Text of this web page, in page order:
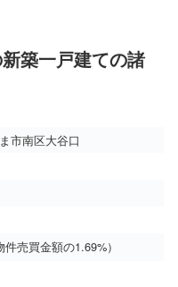
築一戸建ての諸
市南区大谷口
件売買金額の1.69%）